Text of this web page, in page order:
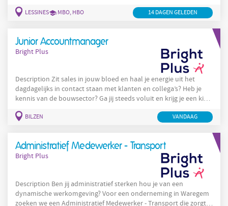
Medewerker ben jij het eerste aanspreekpunt voor de patiënten.
LESSINES MBO, HBO 14 DAGEN GELEDEN
Junior Accountmanager
Bright Plus
Description Zit sales in jouw bloed en haal je energie uit het
dagdagelijks in contact staan met klanten en collega’s? Heb je
kennis van de bouwsector? Ga jij steeds voluit en krijg je een kick
producten? Ben jij een verkoper in hart en nieren die meedenkt
BILZEN VANDAAG
Administratief Medewerker - Transport
Bright Plus
Description Ben jij administratief sterken hou je van een
dynamische werkomgeving? Voor een onderneming in Waregem
zoeken we een Administratief Medewerker - Transport die zorgt